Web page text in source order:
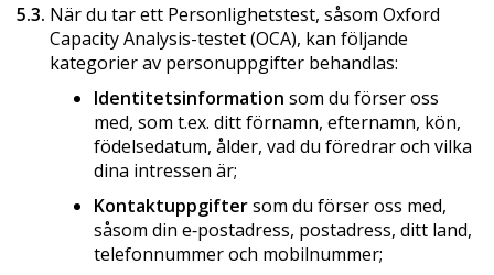
5.3. När du tar ett Personlighetstest, såsom Oxford
Capacity Analysis-testet (OCA), kan följande
kategorier av personuppgifter behandlas:
Identitetsinformation som du förser oss
med, som t.ex. ditt förnamn, efternamn, kön,
födelsedatum, ålder, vad du föredrar och vilka
dina intressen är;
Kontaktuppgiftersom du förser oss med,
såsom din e‑postadress, postadress, ditt land,
telefonnummer och mobilnummer;